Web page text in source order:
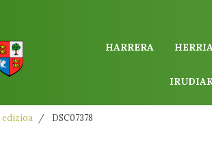
HARRERA
edizioa DSC07378